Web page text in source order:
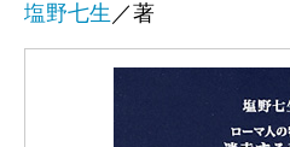
塩野七生 ／著